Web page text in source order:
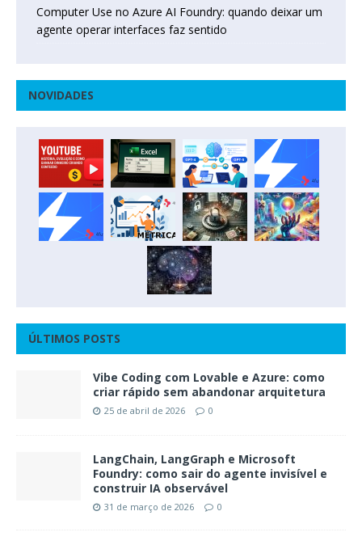
Computer Use no Azure AI Foundry: quando deixar um
agente operar interfaces faz sentido
NOVIDADES
ÚLTIMOS POSTS
Vibe Coding com Lovable e Azure: como
criar rápido sem abandonar arquitetura
25 de abril de 2026 0
LangChain, LangGraph e Microsoft
Foundry: como sair do agente invisível e
construir IA observável
31 de março de 2026 0